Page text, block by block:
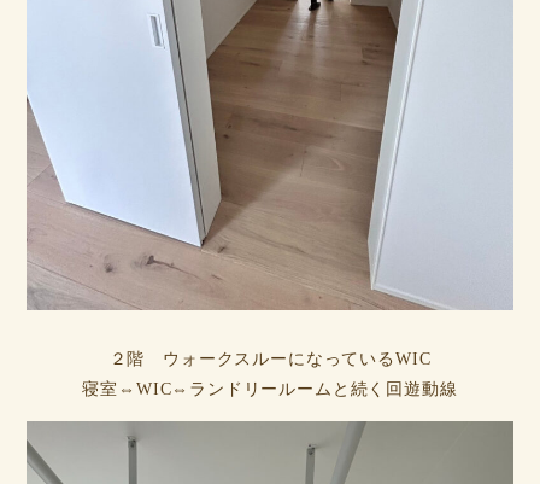
２階 ウォークスルーになっているWIC
寝室⇔WIC⇔ランドリールームと続く回遊動線